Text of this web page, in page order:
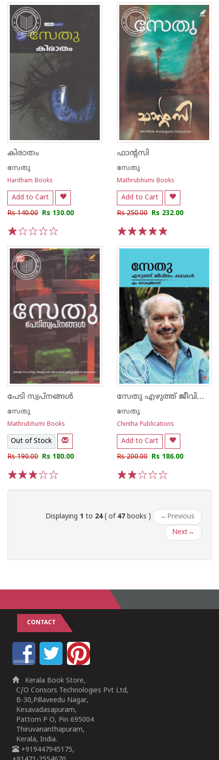
കിരാതം
സേതു
Haritham Books
Add to Cart
Rs 140.00 Rs 130.00
ഫാന്റസി
സേതു
Mathrubhumi Books
Add to Cart
Rs 250.00 Rs 232.00
പേടി സ്വപ്നങ്ങള്‍
സേതു
Mathrubhumi Books
Out of Stock
Rs 190.00 Rs 180.00
സേതു എഴുത്ത് ജീവിതം കഥകള്‍
സേതു
Chintha Publications
Add to Cart
Rs 200.00 Rs 186.00
Displaying 1 to 24( of 47 books ) ← Previous
Next→
CONTACT
Kerala Book Store,
C/O Consors Technologies Pvt Ltd,
B-30,Pillaveedu Nagar,
Kesavadasapuram,
Pattom P O, Pin 695004
Thiruvananthapuram,
Kerala, India.
+919447945175,